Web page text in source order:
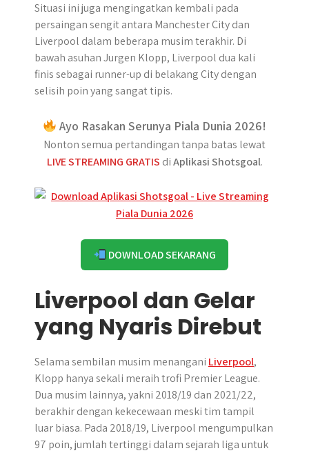
Situasi ini juga mengingatkan kembali pada
persaingan sengit antara Manchester City dan
Liverpool dalam beberapa musim terakhir. Di
bawah asuhan Jurgen Klopp, Liverpool dua kali
finis sebagai runner-up di belakang City dengan
selisih poin yang sangat tipis.
Ayo Rasakan Serunya Piala Dunia 2026!
Nonton semua pertandingan tanpa batas lewat
LIVE STREAMING GRATIS diAplikasi Shotsgoal.
DOWNLOAD SEKARANG
Liverpool dan Gelar
yang Nyaris Direbut
Selama sembilan musim menangani Liverpool,
Klopp hanya sekali meraih trofi Premier League.
Dua musim lainnya, yakni 2018/19 dan 2021/22,
berakhir dengan kekecewaan meski tim tampil
luar biasa. Pada 2018/19, Liverpool mengumpulkan
97 poin, jumlah tertinggi dalam sejarah liga untuk